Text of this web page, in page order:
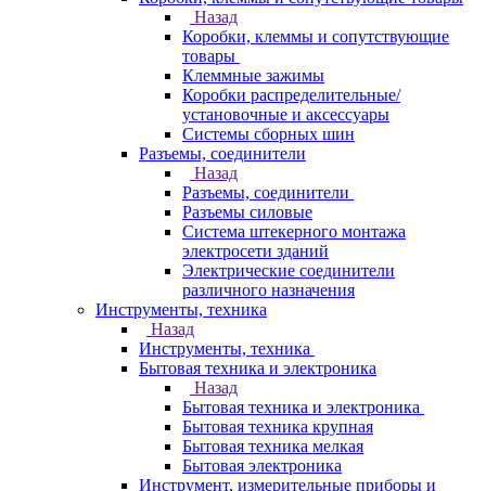
Назад
Коробки, клеммы и сопутствующие
товары
Клеммные зажимы
Коробки распределительные/
установочные и аксессуары
Системы сборных шин
Разъемы, соединители
Назад
Разъемы, соединители
Разъемы силовые
Система штекерного монтажа
электросети зданий
Электрические соединители
различного назначения
Инструменты, техника
Назад
Инструменты, техника
Бытовая техника и электроника
Назад
Бытовая техника и электроника
Бытовая техника крупная
Бытовая техника мелкая
Бытовая электроника
Инструмент, измерительные приборы и